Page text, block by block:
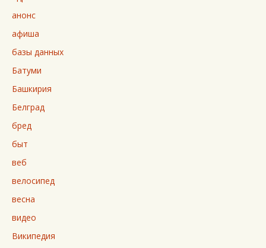
анонс
афиша
базы данных
Батуми
Башкирия
Белград
бред
быт
веб
велосипед
весна
видео
Википедия